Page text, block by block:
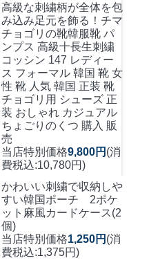
高級な刺繍柄が全体を包
み込み足元を飾る！ チマ
チョゴリの靴韓服靴 パ
ンプス 高級十長生刺繍
コッシン 147 レディー
ス フォーマル 韓国 靴 女
性 靴 人気 韓国 正装 靴
チョゴリ用 シューズ 正
装 おしゃれ カジュアル
ちょごりのくつ 購入 販
売
当店特別価格9,800円 (消
費税込:10,780円)
かわいい刺繍で収納しや
すい韓国ポーチ 2ポケ
ット麻風カードケース(2
個)
当店特別価格1,250円 (消
費税込:1,375円)